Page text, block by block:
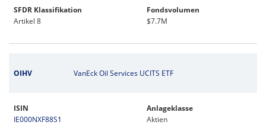
SFDR Klassifikation
Artikel 8
Fondsvolumen
$7.7M
OIHV VanEck Oil Services UCITS ETF
ISIN
IE000NXF88S1
Anlageklasse
Aktien